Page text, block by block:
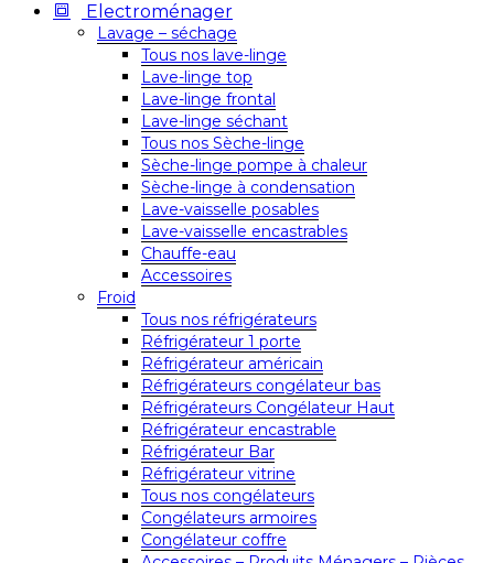
Electroménager
Lavage – séchage
Tous nos lave-linge
Lave-linge top
Lave-linge frontal
Lave-linge séchant
Tous nos Sèche-linge
Sèche-linge pompe à chaleur
Sèche-linge à condensation
Lave-vaisselle posables
Lave-vaisselle encastrables
Chauffe-eau
Accessoires
Froid
Tous nos réfrigérateurs
Réfrigérateur 1 porte
Réfrigérateur américain
Réfrigérateurs congélateur bas
Réfrigérateurs Congélateur Haut
Réfrigérateur encastrable
Réfrigérateur Bar
Réfrigérateur vitrine
Tous nos congélateurs
Congélateurs armoires
Congélateur coffre